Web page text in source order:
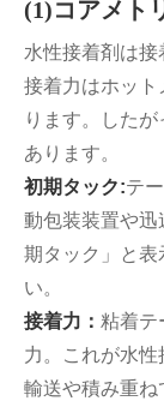
(1)コアメト
水性接着剤は
接着力はホット
ります。した
あります。
初期タック:テ
動包装装置や迅
期タック」と表
い。
接着力： 粘着テ
力。これが水
輸送や積み重ね